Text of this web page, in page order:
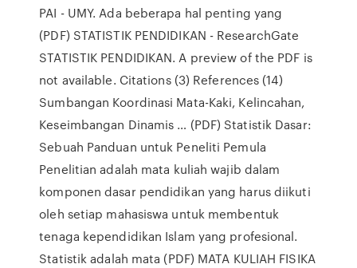
PAI - UMY. Ada beberapa hal penting yang
(PDF) STATISTIK PENDIDIKAN - ResearchGate
STATISTIK PENDIDIKAN. A preview of the PDF is
not available. Citations (3) References (14)
Sumbangan Koordinasi Mata-Kaki, Kelincahan,
Keseimbangan Dinamis … (PDF) Statistik Dasar:
Sebuah Panduan untuk Peneliti Pemula
Penelitian adalah mata kuliah wajib dalam
komponen dasar pendidikan yang harus diikuti
oleh setiap mahasiswa untuk membentuk
tenaga kependidikan Islam yang profesional.
Statistik adalah mata (PDF) MATA KULIAH FISIKA